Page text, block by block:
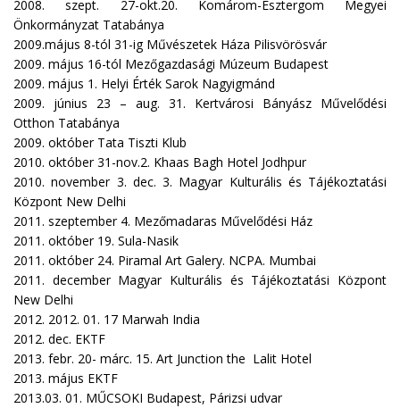
2008. szept. 27-okt.20. Komárom-Esztergom Megyei
Önkormányzat Tatabánya
2009.május 8-tól 31-ig Művészetek Háza Pilisvörösvár
2009. május 16-tól Mezőgazdasági Múzeum Budapest
2009. május 1. Helyi Érték Sarok Nagyigmánd
2009. június 23 – aug. 31. Kertvárosi Bányász Művelődési
Otthon Tatabánya
2009. október Tata Tiszti Klub
2010. október 31-nov.2. Khaas Bagh Hotel Jodhpur
2010. november 3. dec. 3. Magyar Kulturális és Tájékoztatási
Központ New Delhi
2011. szeptember 4. Mezőmadaras Művelődési Ház
2011. október 19. Sula-Nasik
2011. október 24. Piramal Art Galery. NCPA. Mumbai
2011. december Magyar Kulturális és Tájékoztatási Központ
New Delhi
2012. 2012. 01. 17 Marwah India
2012. dec. EKTF
2013. febr. 20- márc. 15. Art Junction the Lalit Hotel
2013. május EKTF
2013.03. 01. MŰCSOKI Budapest, Párizsi udvar